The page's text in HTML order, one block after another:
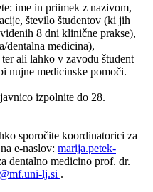
ime in priimek z nazivom,
število študentov (ki jih
8 dni klinične prakse),
dentalna medicina),
ali lahko v zavodu študent
nujne medicinske pomoči.
izpolnite do 28.
sporočite koordinatorici za
e-naslov: marija.petek-
dentalno medicino prof. dr.
lj.si .